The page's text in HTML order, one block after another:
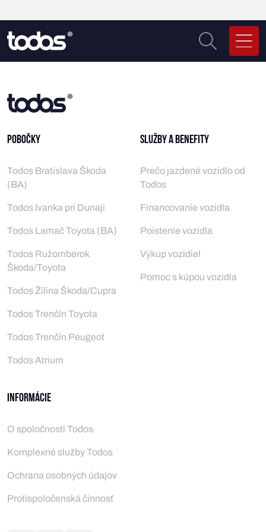
Pobočky
Todos Bratislava Škoda
(BA)
Todos Ivanka pri Dunaji
Todos Lamač Toyota (BA)
Todos Ružomberok
Škoda/Toyota
Todos Žilina Škoda/Cupra
Todos Trenčín Toyota
Todos Trenčín Peugeot
Todos Atrium
Služby a benefity
Prečo jazdené vozidlo od
Todos
Financovanie vozidla
Poistenie vozidla
Výkup vozidiel
Pomoc s kúpou vozidla
Informácie
O spoločnosti Todos
Komplexné služby Todos
Ochrana osobných údajov
Protispoločenská činnosť